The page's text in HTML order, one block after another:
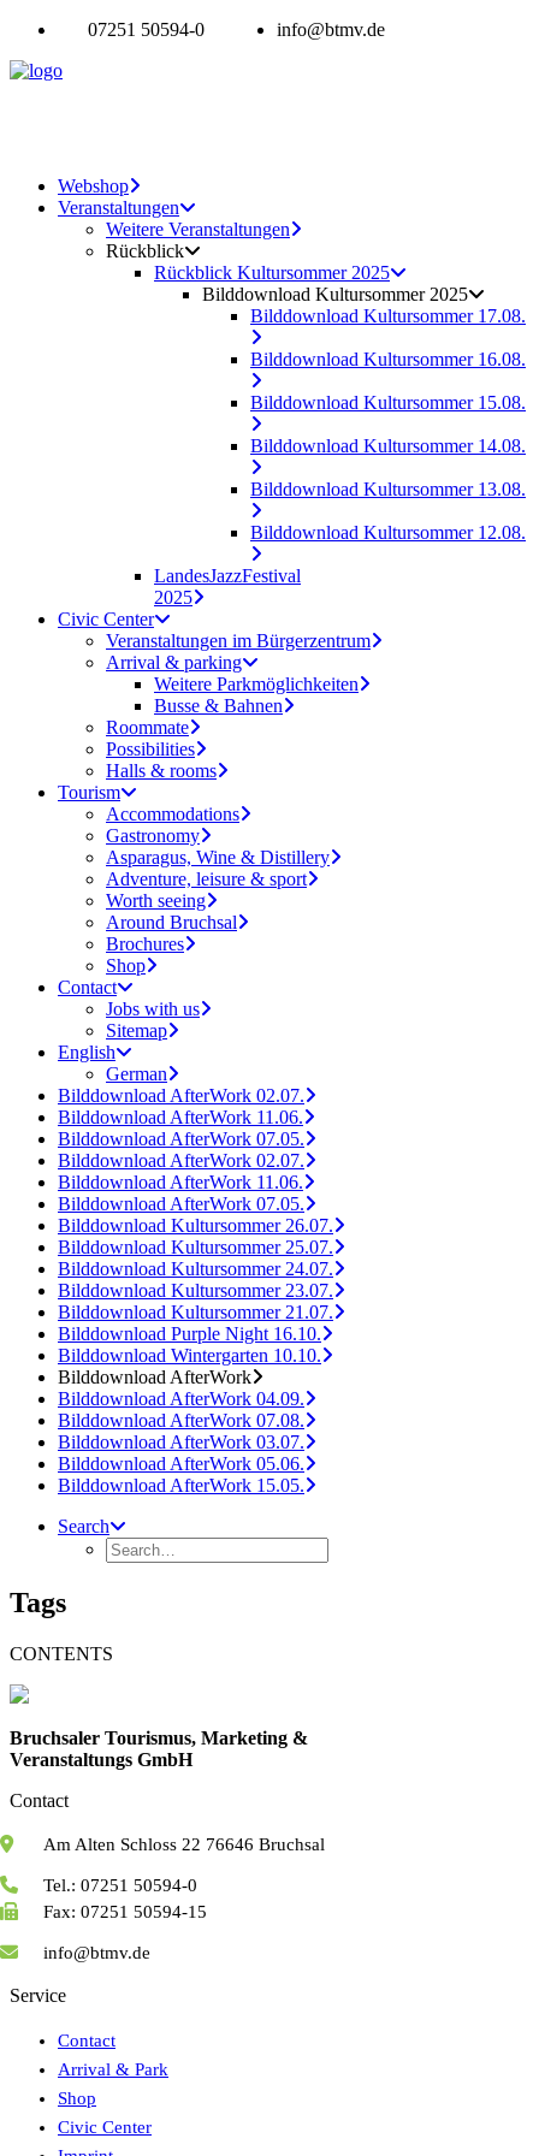
07251 50594-0 info@btmv.de
Webshop
Veranstaltungen
Weitere Veranstaltungen
Rückblick
Rückblick Kultursommer 2025
Bilddownload Kultursommer 2025
Bilddownload Kultursommer 17.08.
Bilddownload Kultursommer 16.08.
Bilddownload Kultursommer 15.08.
Bilddownload Kultursommer 14.08.
Bilddownload Kultursommer 13.08.
Bilddownload Kultursommer 12.08.
LandesJazzFestival
2025
Civic Center
Veranstaltungen im Bürgerzentrum
Arrival & parking
Weitere Parkmöglichkeiten
Busse & Bahnen
Roommate
Possibilities
Halls & rooms
Tourism
Accommodations
Gastronomy
Asparagus, Wine & Distillery
Adventure, leisure & sport
Worth seeing
Around Bruchsal
Brochures
Shop
Contact
Jobs with us
Sitemap
English
German
Bilddownload AfterWork 02.07.
Bilddownload AfterWork 11.06.
Bilddownload AfterWork 07.05.
Bilddownload AfterWork 02.07.
Bilddownload AfterWork 11.06.
Bilddownload AfterWork 07.05.
Bilddownload Kultursommer 26.07.
Bilddownload Kultursommer 25.07.
Bilddownload Kultursommer 24.07.
Bilddownload Kultursommer 23.07.
Bilddownload Kultursommer 21.07.
Bilddownload Purple Night 16.10.
Bilddownload Wintergarten 10.10.
Bilddownload AfterWork
Bilddownload AfterWork 04.09.
Bilddownload AfterWork 07.08.
Bilddownload AfterWork 03.07.
Bilddownload AfterWork 05.06.
Bilddownload AfterWork 15.05.
Search
Tags
CONTENTS
Bruchsaler Tourismus, Marketing &
Veranstaltungs GmbH
Contact
Am Alten Schloss 22 76646 Bruchsal
Tel.: 07251 50594-0
Fax: 07251 50594-15
info@btmv.de
Service
Contact
Arrival & Park
Shop
Civic Center